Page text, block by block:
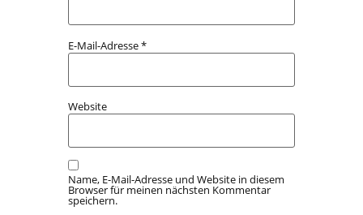
E-Mail-Adresse*
Website
Name, E-Mail-Adresse und Website in diesem
Browser für meinen nächsten Kommentar
speichern.